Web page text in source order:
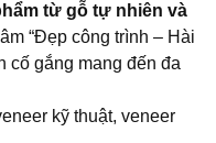
từ gỗ tự nhiên và
“Đẹp công trình – Hài
cố gắng mang đến đa
kỹ thuật, veneer